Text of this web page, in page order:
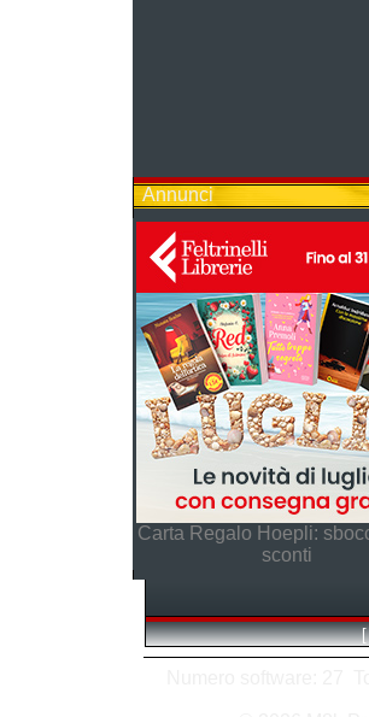
Annunci
Carta Regalo Hoepli:
sconti
[